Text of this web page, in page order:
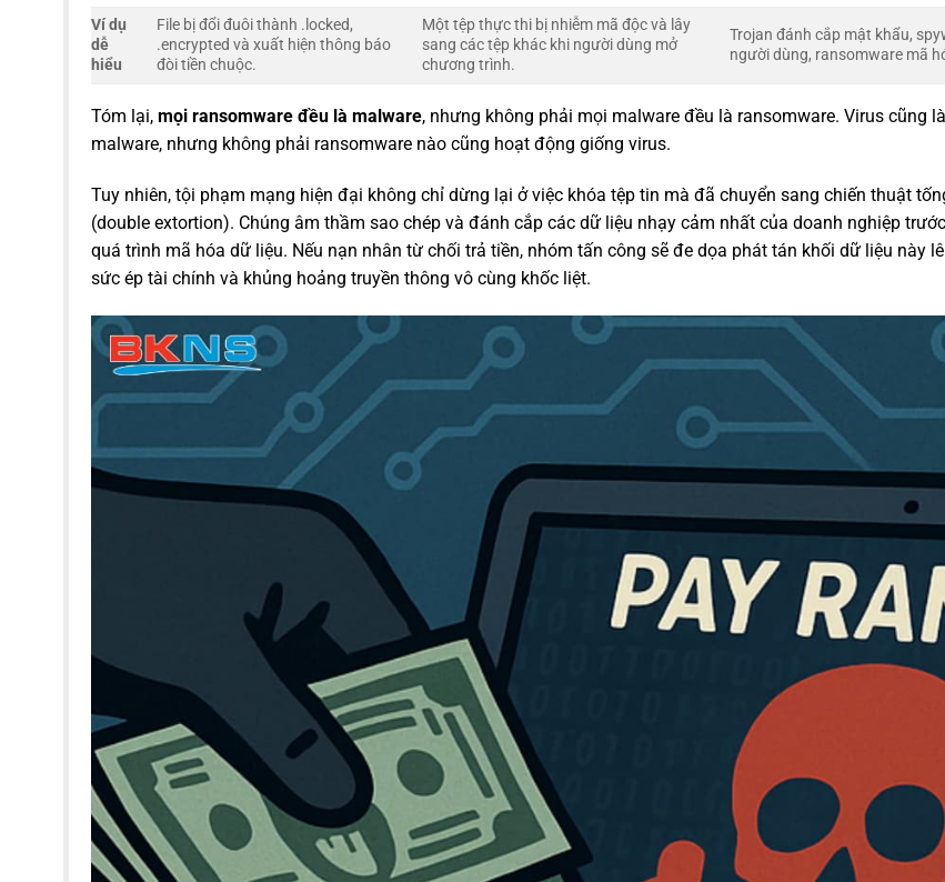
Ví dụ
dễ
hiểu
File bị đổi đuôi thành .locked,
.encrypted và xuất hiện thông báo
đòi tiền chuộc.
Một tệp thực thi bị nhiễm mã độc và lây
sang các tệp khác khi người dùng mở
chương trình.
Trojan đánh cắp mật khẩu,
người dùng, ransomware mã
Tóm lại, mọi ransomware đều là malware, nhưng không phải mọi malware đều là ransomware. Virus cũng
malware, nhưng không phải ransomware nào cũng hoạt động giống virus.
Tuy nhiên, tội phạm mạng hiện đại không chỉ dừng lại ở việc khóa tệp tin mà đã chuyển sang chiến thuật
(double extortion). Chúng âm thầm sao chép và đánh cắp các dữ liệu nhạy cảm nhất của doanh nghiệp
quá trình mã hóa dữ liệu. Nếu nạn nhân từ chối trả tiền, nhóm tấn công sẽ đe dọa phát tán khối dữ liệu này
sức ép tài chính và khủng hoảng truyền thông vô cùng khốc liệt.